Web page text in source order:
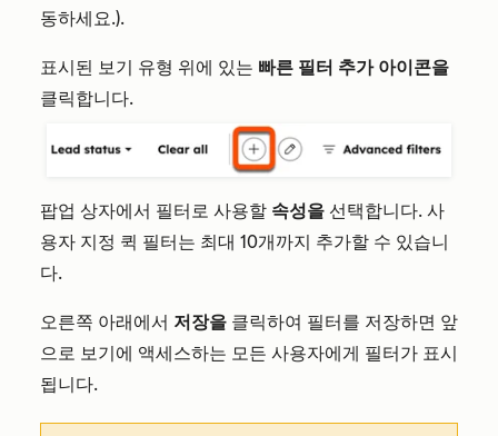
동하세요.).
표시된 보기 유형 위에 있는 빠른 필터 추가 아이콘을
클릭합니다.
팝업 상자에서 필터로 사용할 속성을 선택합니다. 사
용자 지정 퀵 필터는 최대 10개까지 추가할 수 있습니
다.
오른쪽 아래에서 저장을 클릭하여 필터를 저장하면 앞
으로 보기에 액세스하는 모든 사용자에게 필터가 표시
됩니다.